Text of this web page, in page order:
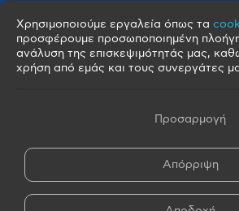
Όροι Χρήσης
Όροι Πώλησης
Όροι Αγοράς
Πολιτική Cookies
Χρησιμοποιούμε εργαλεία όπως τα
προσφέρουμε προσωποποιημένη
ανάλυση της επισκεψιμότητάς μας,
χρήση από εμάς και τους συνεργάτες
Προσαρμογή
Απόρριψη